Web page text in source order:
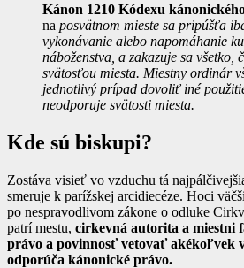
Kánon 1210 Kódexu
na posvätnom mieste sa pripúšťa
vykonávanie alebo napomáhanie
náboženstva, a zakazuje sa všetko,
svätosťou miesta. Miestny ordinár
jednotlivý prípad dovoliť iné
neodporuje svätosti miesta.
Kde sú biskupi?
Zostáva visieť vo vzduchu tá
smeruje k parížskej arcidiecéze. Hoci
po nespravodlivom zákone o odluke
patrí mestu, cirkevná autorita a miestni
právo a povinnosť vetovať akékoľvek
odporúča kánonické právo.